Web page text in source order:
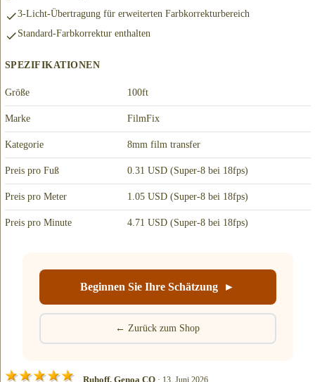
3-Licht-Übertragung für erweiterten Farbkorrekturbereich
Standard-Farbkorrektur enthalten
SPEZIFIKATIONEN
Größe 100ft
Marke FilmFix
Kategorie 8mm film transfer
Preis pro Fuß 0.31 USD (Super-8 bei 18fps)
Preis pro Meter 1.05 USD (Super-8 bei 18fps)
Preis pro Minute 4.71 USD (Super-8 bei 18fps)
Beginnen Sie Ihre Schätzung ►
← Zurück zum Shop
Ruhoff, Genoa CO · 13. Juni 2026